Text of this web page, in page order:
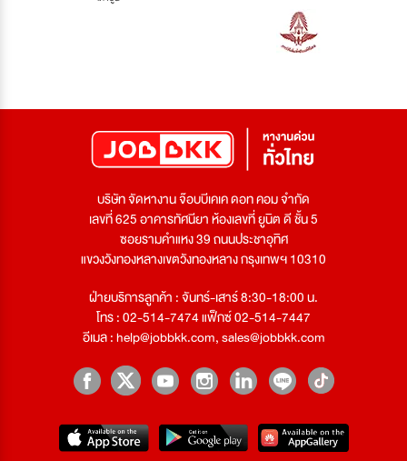
บริษัท จัดหางาน จ๊อบบีเคเค ดอท คอม จำกัด
เลขที่ 625 อาคารทัศนียา ห้องเลขที่ ยูนิต ดี ชั้น 5
ซอยรามคำแหง 39 ถนนประชาอุทิศ
แขวงวังทองหลางเขตวังทองหลาง กรุงเทพฯ 10310
ฝ่ายบริการลูกค้า : จันทร์-เสาร์ 8:30-18:00 น.
โทร : 02-514-7474 แฟ็กซ์ 02-514-7447
อีเมล :help@jobbkk.com,sales@jobbkk.com